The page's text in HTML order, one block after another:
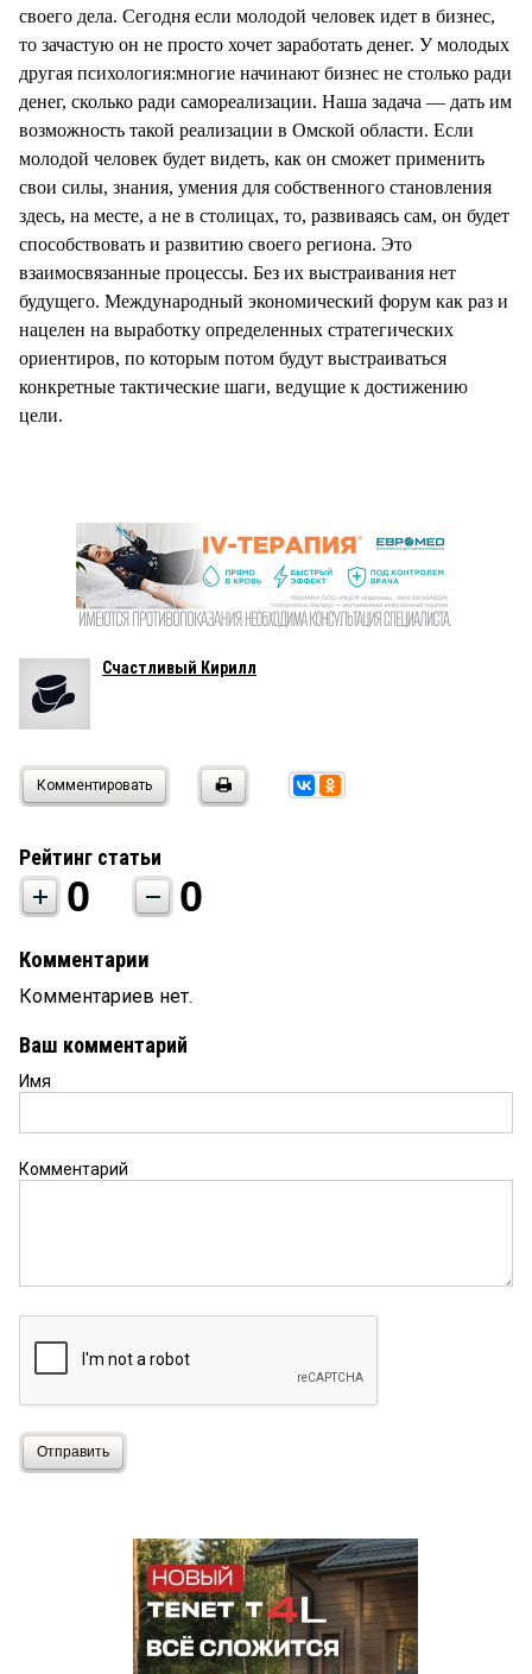
своего дела. Сегодня если молодой человек идет в бизнес,
то зачастую он не просто хочет заработать денег. У молодых
другая психология:многие начинают бизнес не столько ради
денег, сколько ради самореализации. Наша задача — дать им
возможность такой реализации в Омской области. Если
молодой человек будет видеть, как он сможет применить
свои силы, знания, умения для собственного становления
здесь, на месте, а не в столицах, то, развиваясь сам, он будет
способствовать и развитию своего региона. Это
взаимосвязанные процессы. Без их выстраивания нет
будущего. Международный экономический форум как раз и
нацелен на выработку определенных стратегических
ориентиров, по которым потом будут выстраиваться
конкретные тактические шаги, ведущие к достижению
цели.
Счастливый Кирилл
Комментировать
Рейтинг статьи
0 0
Комментарии
Комментариев нет.
Ваш комментарий
Имя
Комментарий
Отправить